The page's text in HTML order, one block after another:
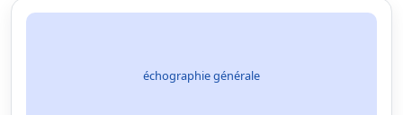
échographie générale